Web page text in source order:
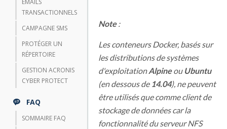
EMAILS
TRANSACTIONNELS
CAMPAGNE SMS
PROTÉGER UN
RÉPERTOIRE
GESTION ACRONIS
CYBER PROTECT
FAQ
SOMMAIRE FAQ
Note:
Les conteneurs Docker, basés sur
les distributions de systèmes
d'exploitationAlpineou Ubuntu
(en dessous de 14.04), ne peuvent
être utilisés que comme client de
stockage de données car la
fonctionnalité du serveur NFS